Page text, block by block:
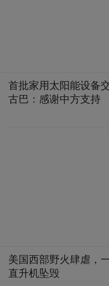
首批家用太阳能设备
古巴：感谢中方支持
美国西部野火肆虐，
直升机坠毁